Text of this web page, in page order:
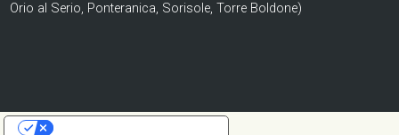
Orio al Serio, Ponteranica, Sorisole, Torre Boldone)
LE TUE PREFERENZE RELATIVE ALLA PRIVACY